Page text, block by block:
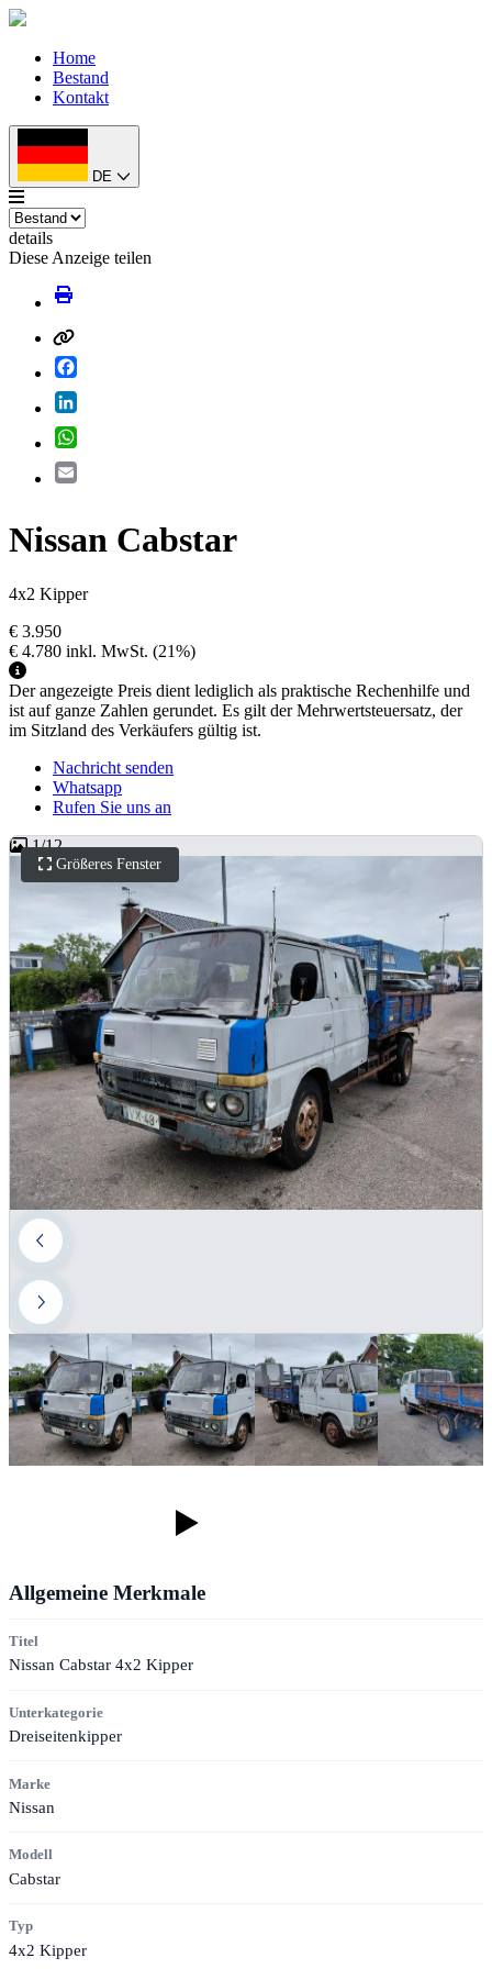
Home
Bestand
Kontakt
DE
details
Diese Anzeige teilen
Nissan Cabstar
4x2 Kipper
€ 3.950
€ 4.780 inkl. MwSt. (21%)
Der angezeigte Preis dient lediglich als praktische Rechenhilfe und
ist auf ganze Zahlen gerundet. Es gilt der Mehrwertsteuersatz, der
im Sitzland des Verkäufers gültig ist.
Nachricht senden
Whatsapp
Rufen Sie uns an
Größeres Fenster
1/12
Allgemeine Merkmale
Titel
Nissan Cabstar 4x2 Kipper
Unterkategorie
Dreiseitenkipper
Marke
Nissan
Modell
Cabstar
Typ
4x2 Kipper